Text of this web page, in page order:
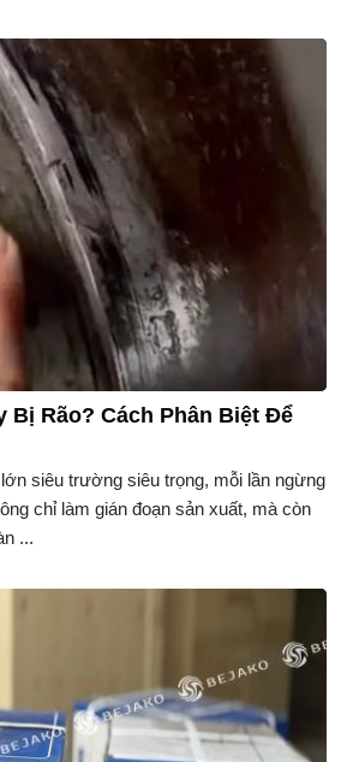
Bị Rão? Cách Phân Biệt Để
siêu trường siêu trọng, mỗi lần ngừng
chỉ làm gián đoạn sản xuất, mà còn
...